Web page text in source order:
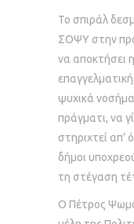
Το σπιράλ
ΣΟΨΥ στην
να αποκτήσει
ψυχικά
πράγματι, να
στηριχτεί απ’
δήμοι
τη στέγαση
Ο Πέτρος